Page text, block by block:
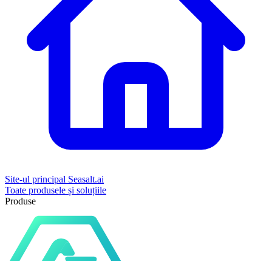
Site-ul principal Seasalt.ai
Toate produsele și soluțiile
Produse